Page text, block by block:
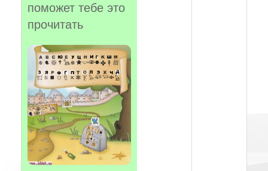
поможет тебе это
прочитать